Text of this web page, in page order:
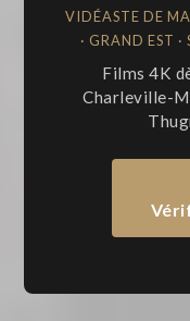
VIDÉASTE DE
· GRAND EST
Films 4K
Charleville-